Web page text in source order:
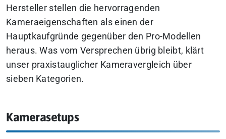
Hersteller stellen die hervorragenden
Kameraeigenschaften als einen der
Hauptkaufgründe gegenüber den Pro-Modellen
heraus. Was vom Versprechen übrig bleibt, klärt
unser praxistauglicher Kameravergleich über
sieben Kategorien.
Kamerasetups